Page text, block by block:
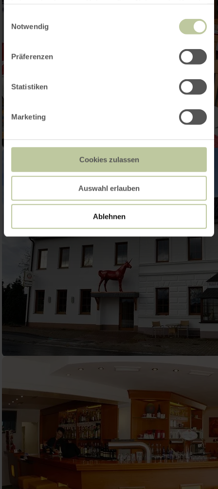
Notwendig
Präferenzen
Statistiken
Marketing
Cookies zulassen
Auswahl erlauben
Ablehnen